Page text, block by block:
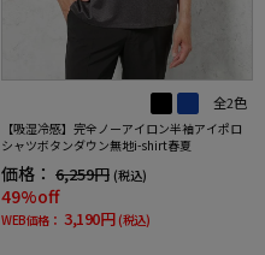
全2色
【吸湿冷感】完全ノーアイロン半袖アイポロ
シャツボタンダウン無地i-shirt春夏
価格： 6,259円 (税込)
49%off
WEB価格： 3,190円 (税込)